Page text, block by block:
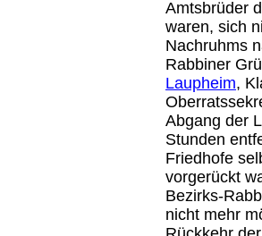
Amtsbrüder
waren, sich
Nachruhms
Rabbiner
Laupheim,
Abgang der
Stunden
Friedhofe
vorgerückt
Bezirks-
nicht mehr